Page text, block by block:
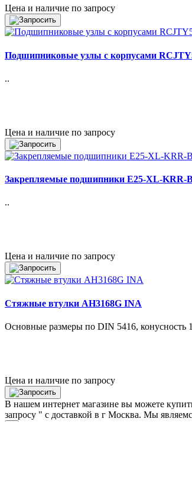
Цена и наличие по запросу
Подшипниковые узлы с корпусами
..
Цена и наличие по запросу
Закрепляемые подшипники E25-XL-KRR-
..
Цена и наличие по запросу
Стяжные втулки AH3168G INA
Основные размеры по DIN 5416, конусность
Цена и наличие по запросу
В нашем интернет магазине вы можете
запросу " с доставкой в г Москва. Мы